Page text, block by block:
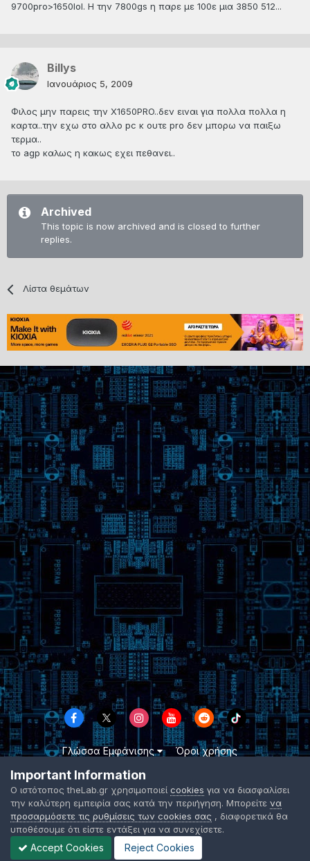
9700pro>1650lol. Η την 7800gs η παρε με 100ε μια 3850 512...
Billys
Ιανουάριος 5, 2009
Φιλος μην παρεις την Χ1650PRO..δεν ειναι για πολλα πολλα η
καρτα..την εχω στο αλλο pc κ ουτε pro δεν μπορω να παιξω
τερμα..
το agp καλως η κακως εχει πεθανει..
Archived
This topic is now archived and is closed to further
replies.
Λίστα θεμάτων
Γλώσσα Εμφάνισης
Όροι χρήσης
TheLab.gr 2003 -
Powered by Invision Community
Important Information
Ο ιστότοπος theLab.gr χρησιμοποιεί cookies για να διασφαλίσει
την καλύτερη εμπειρία σας κατά την περιήγηση. Μπορείτε να
προσαρμόσετε τις ρυθμίσεις των cookies σας , διαφορετικά θα
υποθέσουμε ότι είστε εντάξει για να συνεχίσετε.
Accept Cookies Reject Cookies